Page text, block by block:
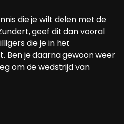
die je wilt delen met de
geef dit dan vooral
die je in het
Ben je daarna gewoon weer
om de wedstrijd van